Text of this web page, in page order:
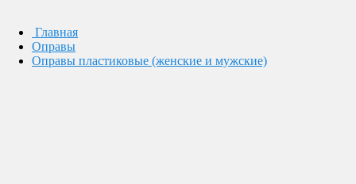
Главная
Оправы
Оправы пластиковые (женские и мужские)